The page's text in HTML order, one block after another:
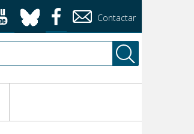
Contactar